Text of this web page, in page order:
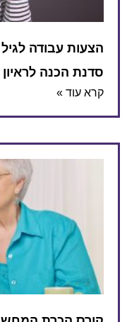
הצעות עבודה
סדנת הכנה
קרא עוד »